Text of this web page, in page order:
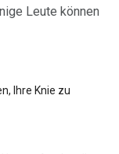
Leute können
Ihre Knie zu